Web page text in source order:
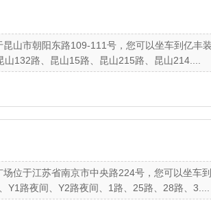
山市朝阳东路109-111号，您可以坐车到亿丰
132路、昆山15路、昆山215路、昆山214....
位于江苏省南京市中央路224号，您可以坐车
路夜间、Y2路夜间、1路、25路、28路、3....